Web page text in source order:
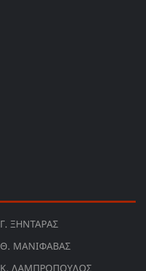
Γ. ΞΗΝΤΆΡΑΣ
Θ. ΜΑΝΙΦΑΒΑΣ
Κ. ΛΑΜΠΡΟΠΟΥΛΟΣ